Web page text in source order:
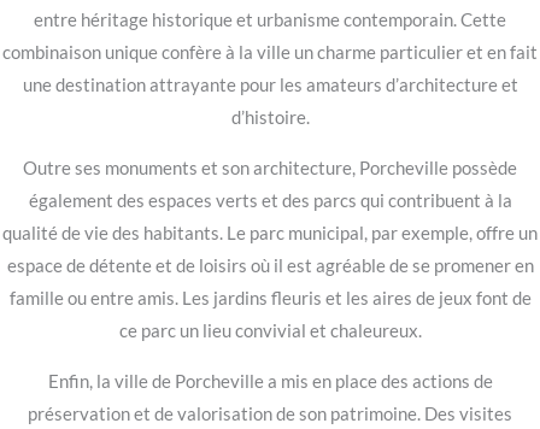
entre héritage historique et urbanisme contemporain. Cette
combinaison unique confère à la ville un charme particulier et en fait
une destination attrayante pour les amateurs d’architecture et
d’histoire.
Outre ses monuments et son architecture, Porcheville possède
également des espaces verts et des parcs qui contribuent à la
qualité de vie des habitants. Le parc municipal, par exemple, offre un
espace de détente et de loisirs où il est agréable de se promener en
famille ou entre amis. Les jardins fleuris et les aires de jeux font de
ce parc un lieu convivial et chaleureux.
Enfin, la ville de Porcheville a mis en place des actions de
préservation et de valorisation de son patrimoine. Des visites